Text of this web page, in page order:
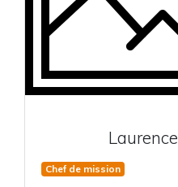
Laurence
Chef de mission